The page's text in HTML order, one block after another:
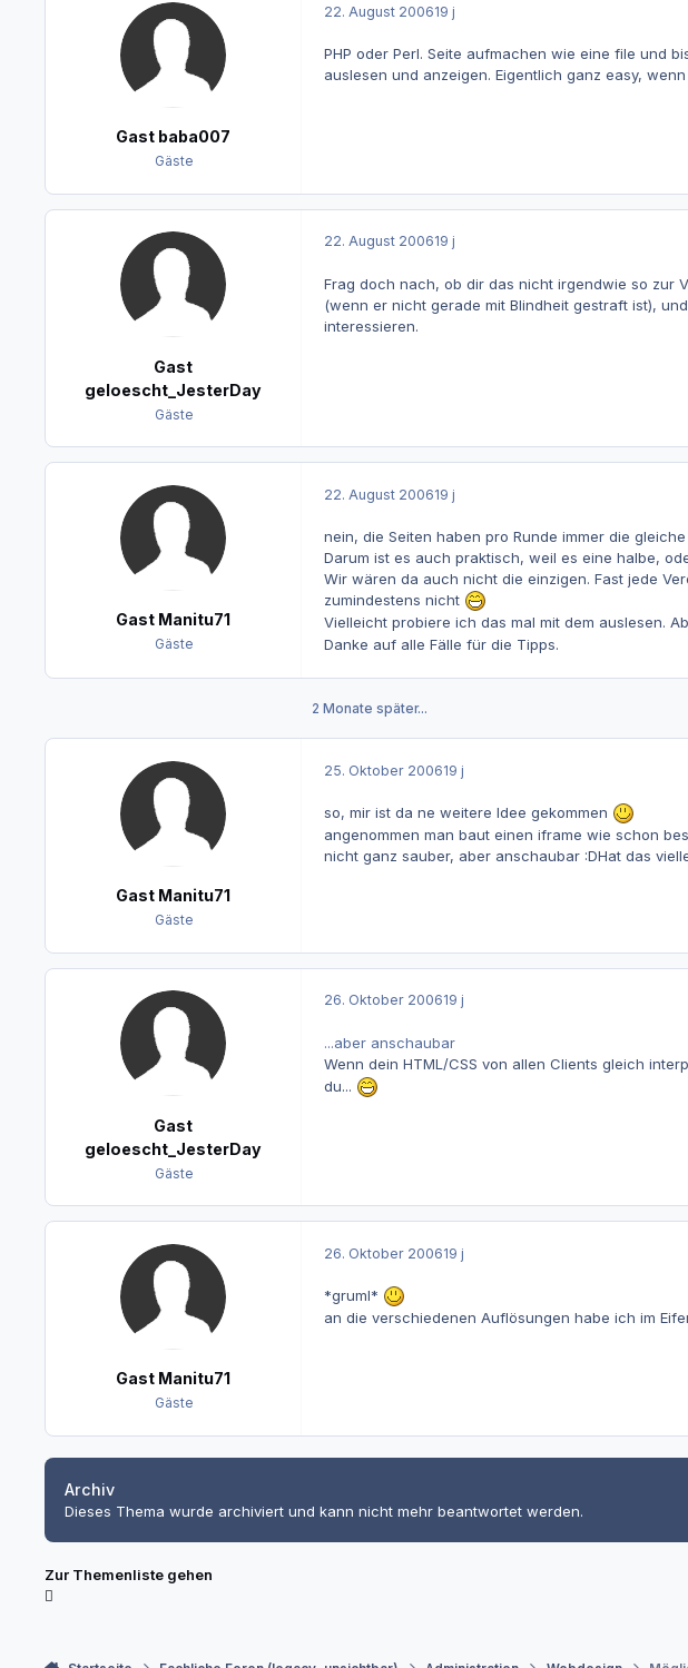
Gast baba007
Gäste
22. August 200619 j
PHP oder Perl. Seite aufmachen wie eine file und
auslesen und anzeigen. Eigentlich ganz easy,
Gast
geloescht_JesterDay
Gäste
22. August 200619 j
Frag doch nach, ob dir das nicht irgendwie so zur
(wenn er nicht gerade mit Blindheit gestraft ist),
interessieren.
Gast Manitu71
Gäste
22. August 200619 j
nein, die Seiten haben pro Runde immer die gleiche
Darum ist es auch praktisch, weil es eine halbe,
Wir wären da auch nicht die einzigen. Fast jede
zumindestens nicht
Vielleicht probiere ich das mal mit dem auslesen.
Danke auf alle Fälle für die Tipps.
2 Monate später...
Gast Manitu71
Gäste
25. Oktober 200619 j
so, mir ist da ne weitere Idee gekommen
angenommen man baut einen iframe wie schon
nicht ganz sauber, aber anschaubar :DHat das
Gast
geloescht_JesterDay
Gäste
26. Oktober 200619 j
...aber anschaubar
Wenn dein HTML/CSS von allen Clients gleich
du...
Gast Manitu71
Gäste
26. Oktober 200619 j
*gruml*
an die verschiedenen Auflösungen habe ich im
Archiv
Dieses Thema wurde archiviert und kann nicht mehr beantwortet werden.
Zur Themenliste gehen